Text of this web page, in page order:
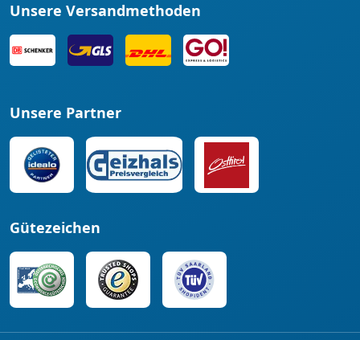
Unsere Versandmethoden
Unsere Partner
Gütezeichen